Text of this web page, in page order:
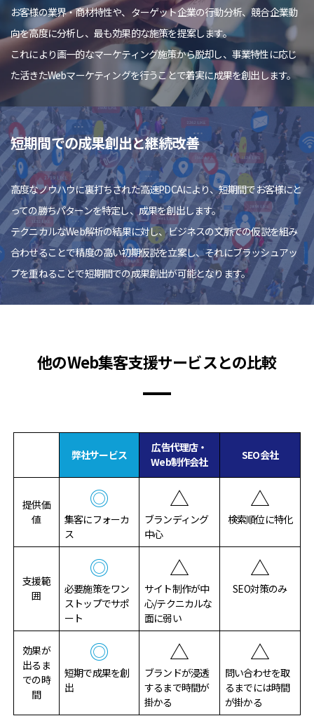
お客様の業界・商材特性や、ターゲット企業の行動分析、競合企業動
向を高度に分析し、最も効果的な施策を提案します。
これにより画一的なマーケティング施策から脱却し、事業特性に応じ
た活きたWebマーケティングを行うことで着実に成果を創出します。
短期間での成果創出と継続改善
高度なノウハウに裏打ちされた高速PDCAにより、短期間でお客様にと
っての勝ちパターンを特定し、成果を創出します。
テクニカルなWeb解析の結果に対し、ビジネスの文脈での仮説を組み
合わせることで精度の高い初期仮説を立案し、それにブラッシュアッ
プを重ねることで短期間での成果創出が可能となります。
他のWeb集客支援サービスとの比較
弊社サービス
広告代理店・
Web制作会社
SEO会社
提供価
値
◎
集客にフォーカ
ス
△
ブランディング
中心
△
検索順位に特化
支援範
囲
◎
必要施策をワン
ストップでサポ
ート
△
サイト制作が中
心/テクニカルな
面に弱い
△
SEO対策のみ
効果が
出るま
での時
間
◎
短期で成果を創
出
△
ブランドが浸透
するまで時間が
掛かる
△
問い合わせを取
るまでには時間
が掛かる